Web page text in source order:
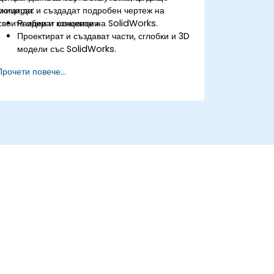
и създадат подробен чертеж на
идеи и концепции.
да:
Разбират основите на SolidWorks.
Проектират и създават части, сглобки и 3D
модели със SolidWorks.
повече...